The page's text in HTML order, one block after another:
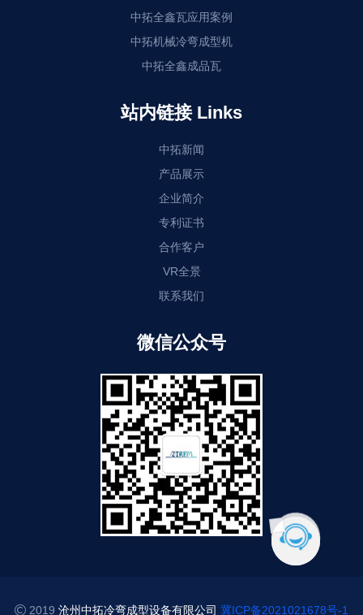
中拓全鑫瓦应用案例
中拓机械冷弯成型机
中拓全鑫成品瓦
站内链接 Links
中拓新闻
产品展示
企业简介
专利证书
合作客户
VR全景
联系我们
微信公众号
2019 沧州中拓冷弯成型设备有限公司 冀ICP备2021021678号-1